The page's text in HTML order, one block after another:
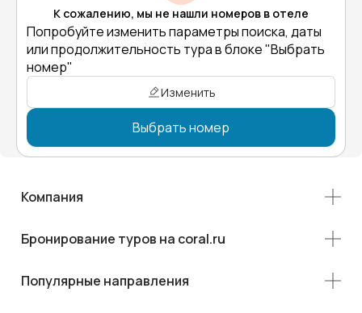
К сожалению, мы не нашли номеров в отеле
Попробуйте изменить параметры поиска, даты
или продолжительность тура в блоке "Выбрать
номер"
Изменить
Выбрать номер
Компания
Бронирование туров на coral.ru
Популярные направления